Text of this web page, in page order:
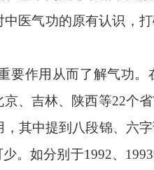
医气功的原有认识，
要作用从而了解气功。
、吉林、陕西等22个
其中提到八段锦、六
。如分别于1992、